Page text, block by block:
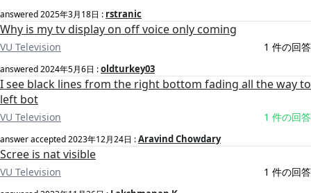
answered2025年3月18日 : rstranic
Why is my tv display on off voice only coming
VU Television 1 件の回答
answered2024年5月6日 :oldturkey03
I see black lines from the right bottom fading all the way to
left bot
VU Television 1 件の回答
answer accepted2023年12月24日 :Aravind Chowdary
Scree is nat visible
VU Television 1 件の回答